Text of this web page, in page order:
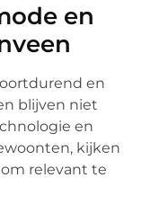
en
en
blijven niet
en
kijken
relevant te